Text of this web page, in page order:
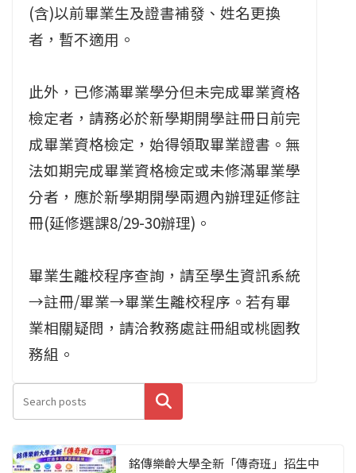
(含)以前畢業生及證書補發、姓名更換
者，暫不適用。
此外，已修滿畢業學分但未完成畢業資格
檢定者，請務必於新學期開學註冊日前完
成畢業資格檢定，始得領取畢業證書。無
法如期完成畢業資格檢定或未修滿畢業學
分者，應於新學期開學兩週內辦理延修註
冊(延修選課8/29-30辦理)。
畢業生離校程序查詢，請至學生資訊系統
→註冊/畢業→畢業生離校程序。若有畢
業相關疑問，請洽教務處註冊組或桃園教
務組。
搜尋
銘傳樂齡大學全新「傳奇班」招生中